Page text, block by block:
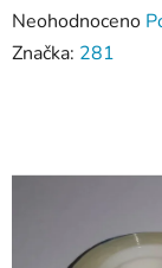
Průměrné
hodnocení
z
hvězdiček.
Neohodnoceno
Značka: 281